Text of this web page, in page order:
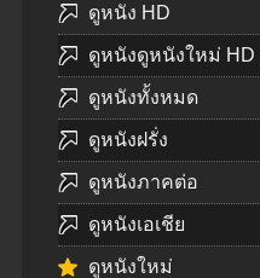
ดูหนัง HD
ดูหนังดูหนังใหม่ HD
ดูหนังทั้งหมด
ดูหนังฝรั่ง
ดูหนังภาคต่อ
ดูหนังเอเชีย
ดูหนังใหม่